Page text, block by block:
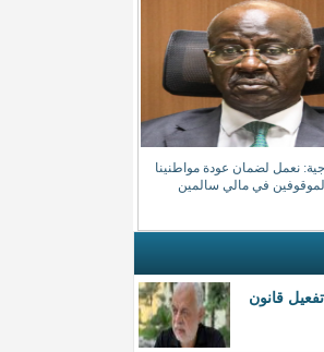
نعمل لضمان عودة مواطنينا
الموقوفين في مالي سالمين
تفعيل قانون